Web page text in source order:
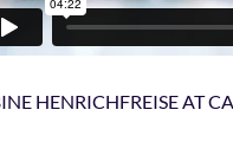
HENRICHFREISE AT